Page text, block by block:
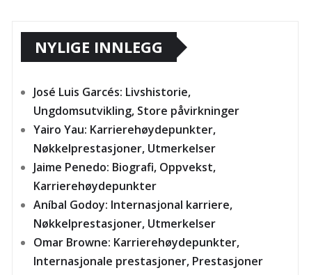
NYLIGE INNLEGG
José Luis Garcés: Livshistorie,
Ungdomsutvikling, Store påvirkninger
Yairo Yau: Karrierehøydepunkter,
Nøkkelprestasjoner, Utmerkelser
Jaime Penedo: Biografi, Oppvekst,
Karrierehøydepunkter
Aníbal Godoy: Internasjonal karriere,
Nøkkelprestasjoner, Utmerkelser
Omar Browne: Karrierehøydepunkter,
Internasjonale prestasjoner, Prestasjoner